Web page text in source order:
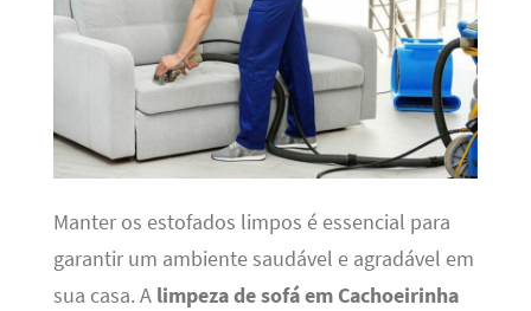
Manter os estofados limpos é essencial para
garantir um ambiente saudável e agradável em
sua casa. A limpeza de sofá em Cachoeirinha